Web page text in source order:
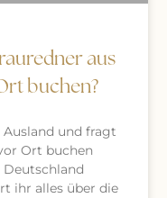
aus
buchen?
und fragt
Ort buchen
ihr alles über die